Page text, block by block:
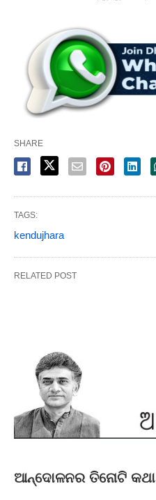
SHARE
TAGS:
kendujhara
RELATED POST
ଆନ୍ଦୋଳନର ତିନୋଟି କଥା